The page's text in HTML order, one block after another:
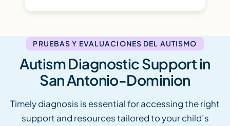
PRUEBAS Y EVALUACIONES DEL AUTISMO
Autism Diagnostic Support in
San Antonio-Dominion
Timely diagnosis is essential for accessing the right
support and resources tailored to your child’s